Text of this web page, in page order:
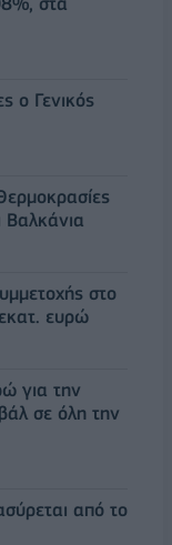
ο Γενικός
Βαλκάνια
στο
ευρώ
για την
σε όλη την
από το